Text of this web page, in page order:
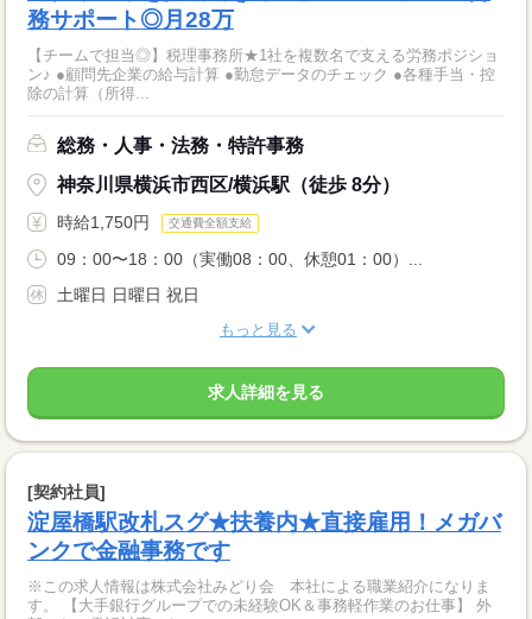
務サポート◎月28万
【チームで担当◎】税理事務所★1社を複数名で支える労務ポジショ
ン♪ ●顧問先企業の給与計算 ●勤怠データのチェック ●各種手当・控
除の計算（所得...
総務・人事・法務・特許事務
神奈川県横浜市西区/横浜駅（徒歩 8分）
時給1,750円 交通費全額支給
09：00〜18：00（実働08：00、休憩01：00）...
土曜日 日曜日 祝日
もっと見る
求人詳細を見る
[契約社員]
淀屋橋駅改札スグ★扶養内★直接雇用！メガバ
ンクで金融事務です
※この求人情報は株式会社みどり会 本社による職業紹介になりま
す。 【大手銀行グループでの未経験OK＆事務軽作業のお仕事】 外